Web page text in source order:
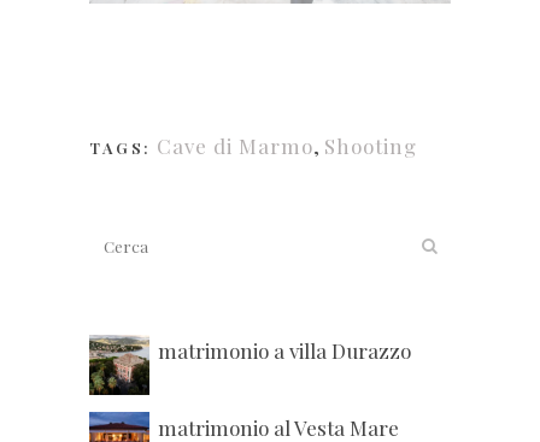
TAGS: Cave di Marmo, Shooting
matrimonio a villa Durazzo
matrimonio al Vesta Mare